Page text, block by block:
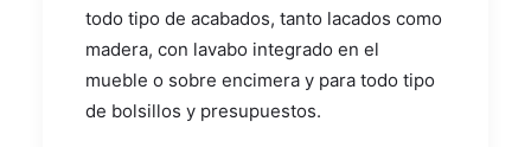
todo tipo de acabados, tanto lacados como
madera, con lavabo integrado en el
mueble o sobre encimera y para todo tipo
de bolsillos y presupuestos.